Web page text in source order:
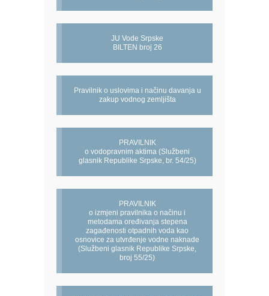
JU Vode Srpske
BILTEN broj 26
Pravilnik o uslovima i načinu davanja u
zakup vodnog zemljišta
PRAVILNIK
o vodopravnim aktima (Službeni
glasnik Republike Srpske, br. 54/25)
PRAVILNIK
o izmjeni pravilnika o načinu i
metodama oređivanja stepena
zagađenosti otpadnih voda kao
osnovice za utvrđenje vodne naknade
(Službeni glasnik Republike Srpske,
broj 55/25)